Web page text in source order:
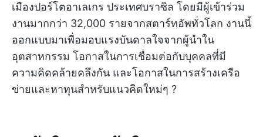
เมืองปอร์โตอาเลเกร ประเทศบราซิล โดยมีผู้เข้าร่วม
งานมากกว่า 32,000 รายจากสตาร์ทอัพทั่วโลก งานนี้
ออกแบบมาเพื่อมอบแรงบันดาลใจจากผู้นำใน
อุตสาหกรรม โอกาสในการเชื่อมต่อกับบุคคลที่มี
ความคิดคล้ายคลึงกัน และโอกาสในการสร้างเครือ
ข่ายและหาทุนสำหรับแนวคิดใหม่ๆ ?